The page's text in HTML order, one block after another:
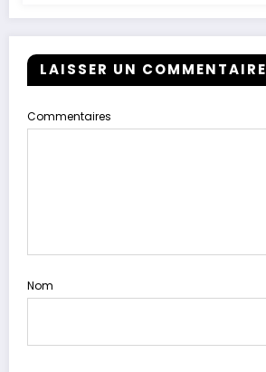
LAISSER UN COMMENTAIRE
Commentaires
Nom